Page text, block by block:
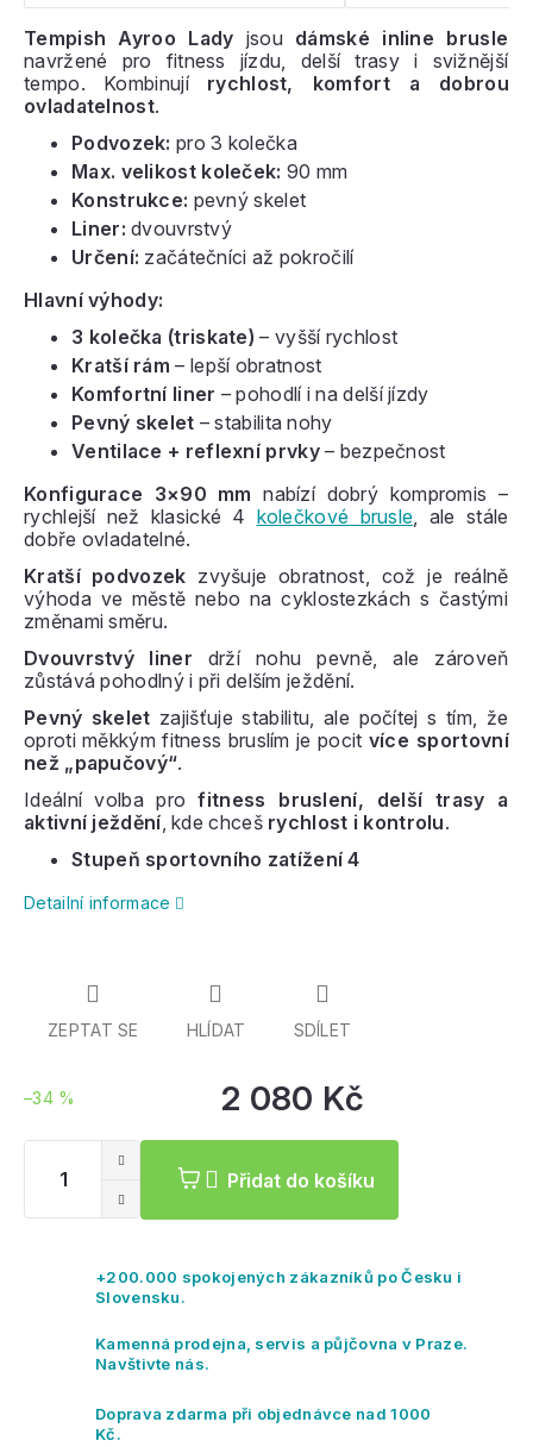
–34 % 2 080 Kč
Přidat do košíku
Tempish Ayroo Lady jsou dámské inline brusle
navržené pro fitness jízdu, delší trasy i svižnější
tempo. Kombinují rychlost, komfort a dobrou
ovladatelnost.
Podvozek: pro 3 kolečka
Max. velikost koleček: 90 mm
Konstrukce: pevný skelet
Liner: dvouvrstvý
Určení: začátečníci až pokročilí
Hlavní výhody:
3 kolečka (triskate) – vyšší rychlost
Kratší rám – lepší obratnost
Komfortní liner – pohodlí i na delší jízdy
Pevný skelet – stabilita nohy
Ventilace + reflexní prvky– bezpečnost
Konfigurace 3×90 mm nabízí dobrý kompromis –
rychlejší než klasické 4 kolečkové brusle, ale stále
dobře ovladatelné.
Kratší podvozek zvyšuje obratnost, což je reálně
výhoda ve městě nebo na cyklostezkách s častými
změnami směru.
Dvouvrstvý liner drží nohu pevně, ale zároveň
zůstává pohodlný i při delším ježdění.
Pevný skelet zajišťuje stabilitu, ale počítej s tím, že
oproti měkkým fitness bruslím je pocit více sportovní
než „papučový“.
Ideální volba profitness bruslení, delší trasy a
aktivní ježdění, kde chceš rychlost i kontrolu.
Stupeň sportovního zatížení 4
Detailní informace
ZEPTAT SE HLÍDAT SDÍLET
+200.000 spokojených zákazníků po Česku i
Slovensku.
Kamenná prodejna, servis a půjčovna v Praze.
Navštivte nás.
Doprava zdarma při objednávce nad 1000
Kč.